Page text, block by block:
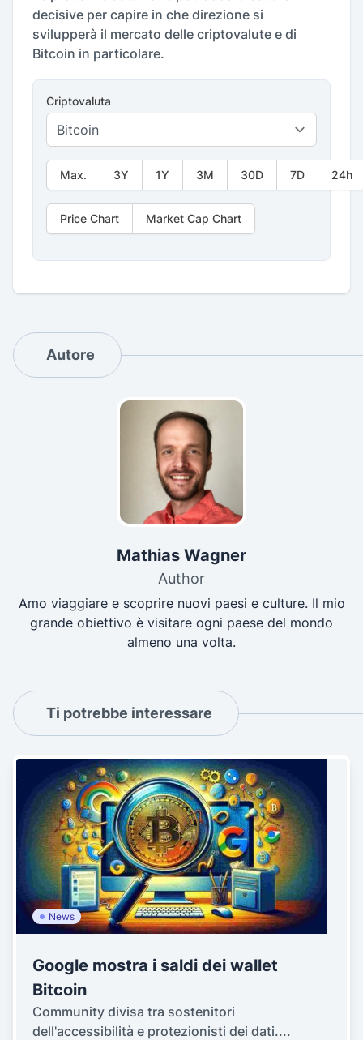
decisive per capire in che direzione si
svilupperà il mercato delle criptovalute e di
Bitcoin in particolare.
Criptovaluta
Max. 3Y 1Y 3M 30D 7D 24h
Price Chart Market Cap Chart
Autore
Mathias Wagner
Author
Amo viaggiare e scoprire nuovi paesi e culture. Il mio
grande obiettivo è visitare ogni paese del mondo
almeno una volta.
Ti potrebbe interessare
News
Google mostra i saldi dei wallet
Bitcoin
Community divisa tra sostenitori
dell'accessibilità e protezionisti dei dati....